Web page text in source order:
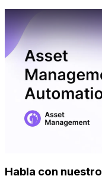
Habla con